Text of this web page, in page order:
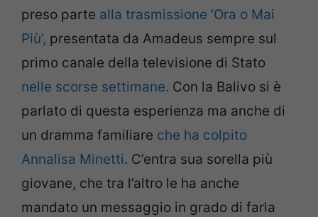
preso parte alla trasmissione ‘Ora o Mai
Più’, presentata da Amadeus sempre sul
primo canale della televisione di Stato
nelle scorse settimane. Con la Balivo si è
parlato di questa esperienza ma anche di
un dramma familiare che ha colpito
Annalisa Minetti. C’entra sua sorella più
giovane, che tra l’altro le ha anche
mandato un messaggio in grado di farla